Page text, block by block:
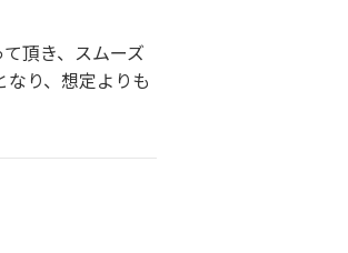
頂き、スムーズ
り、想定よりも